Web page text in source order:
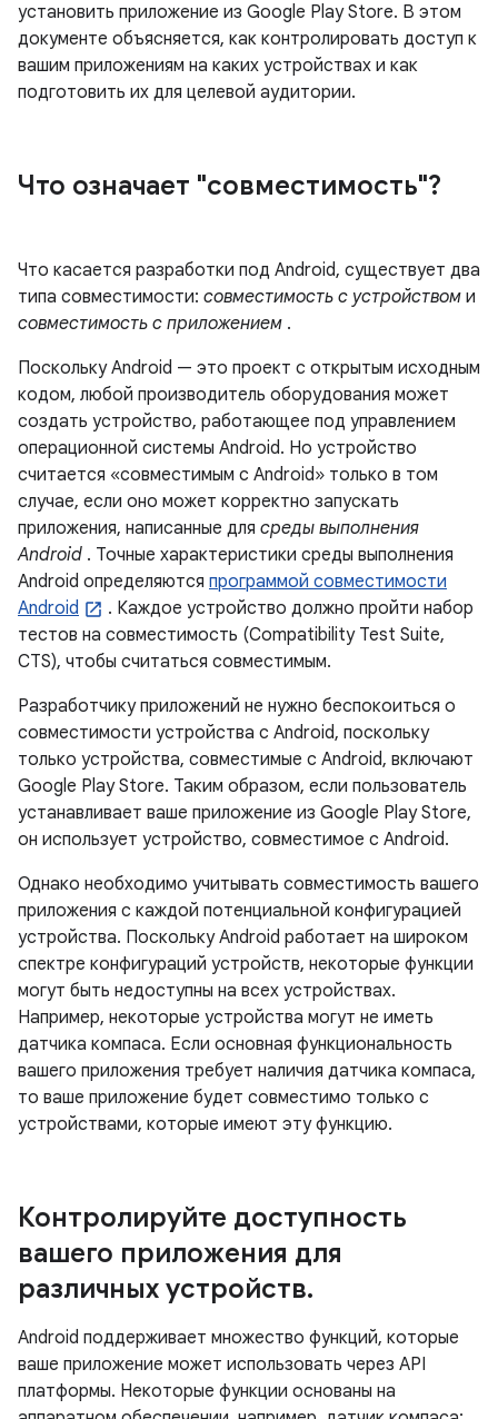
установить приложение из Google Play Store. В этом
документе объясняется, как контролировать доступ к
вашим приложениям на каких устройствах и как
подготовить их для целевой аудитории.
Что означает "совместимость"?
Что касается разработки под Android, существует два
типа совместимости: совместимость с устройством и
совместимость с приложением .
Поскольку Android — это проект с открытым исходным
кодом, любой производитель оборудования может
создать устройство, работающее под управлением
операционной системы Android. Но устройство
считается «совместимым с Android» только в том
случае, если оно может корректно запускать
приложения, написанные для среды выполнения
Android . Точные характеристики среды выполнения
Android определяются программой совместимости
Android
. Каждое устройство должно пройти набор
тестов на совместимость (Compatibility Test Suite,
CTS), чтобы считаться совместимым.
Разработчику приложений не нужно беспокоиться о
совместимости устройства с Android, поскольку
только устройства, совместимые с Android, включают
Google Play Store. Таким образом, если пользователь
устанавливает ваше приложение из Google Play Store,
он использует устройство, совместимое с Android.
Однако необходимо учитывать совместимость вашего
приложения с каждой потенциальной конфигурацией
устройства. Поскольку Android работает на широком
спектре конфигураций устройств, некоторые функции
могут быть недоступны на всех устройствах.
Например, некоторые устройства могут не иметь
датчика компаса. Если основная функциональность
вашего приложения требует наличия датчика компаса,
то ваше приложение будет совместимо только с
устройствами, которые имеют эту функцию.
Контролируйте доступность
вашего приложения для
различных устройств.
Android поддерживает множество функций, которые
ваше приложение может использовать через API
платформы. Некоторые функции основаны на